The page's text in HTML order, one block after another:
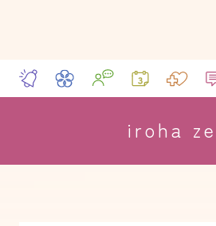
iroha